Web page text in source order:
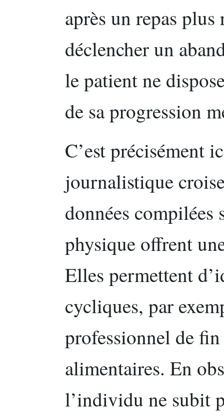
après un repas
déclencher un
le patient ne
de sa progression
C’est précisément
journalistique
données compilées
physique offrent
Elles permettent
cycliques, par
professionnel de
alimentaires. En
l’individu ne subit